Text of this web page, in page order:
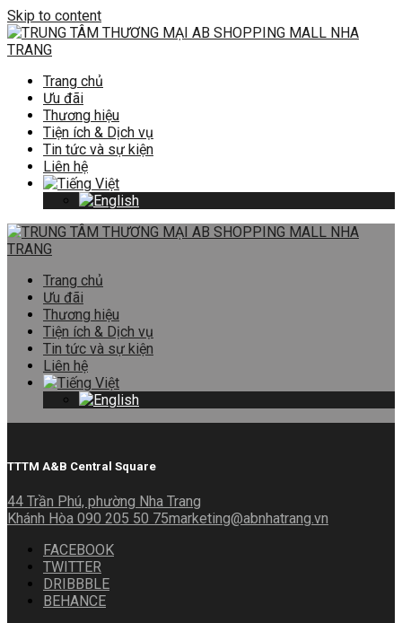
Skip to content
Trang chủ
Ưu đãi
Thương hiệu
Tiện ích & Dịch vụ
Tin tức và sự kiện
Liên hệ
Trang chủ
Ưu đãi
Thương hiệu
Tiện ích & Dịch vụ
Tin tức và sự kiện
Liên hệ
TTTM A&B Central Square
44 Trần Phú, phường Nha Trang
Khánh Hòa 090 205 50 75marketing@abnhatrang.vn
FACEBOOK
TWITTER
DRIBBBLE
BEHANCE